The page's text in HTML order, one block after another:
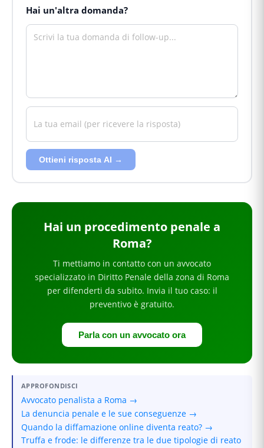
Hai un'altra domanda?
Ottieni risposta AI →
Hai un procedimento penale a
Roma?
Ti mettiamo in contatto con un avvocato
specializzato in Diritto Penale della zona di Roma
per difenderti da subito. Invia il tuo caso: il
preventivo è gratuito.
Parla con un avvocato ora
APPROFONDISCI
Avvocato penalista a Roma →
La denuncia penale e le sue conseguenze →
Quando la diffamazione online diventa reato? →
Truffa e frode: le differenze tra le due tipologie di reato